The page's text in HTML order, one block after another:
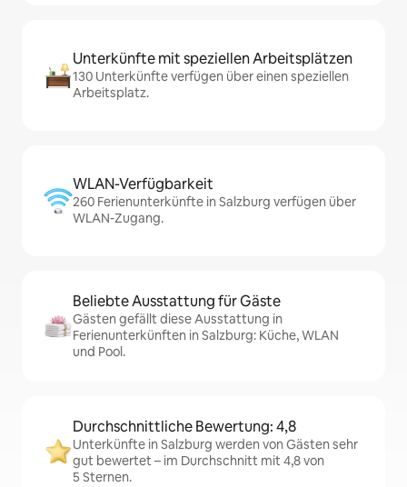
Unterkünfte mit speziellen Arbeitsplätzen
130 Unterkünfte verfügen über einen speziellen
Arbeitsplatz.
WLAN-Verfügbarkeit
260 Ferienunterkünfte in Salzburg verfügen über
WLAN-Zugang.
Beliebte Ausstattung für Gäste
Gästen gefällt diese Ausstattung in
Ferienunterkünften in Salzburg: Küche, WLAN
und Pool.
Durchschnittliche Bewertung: 4,8
Unterkünfte in Salzburg werden von Gästen sehr
gut bewertet – im Durchschnitt mit 4,8 von
5 Sternen.